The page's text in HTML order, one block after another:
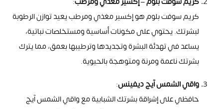
كريم سوفت بلوم هو إكسير مغذي ومرطب يعيد توازن الرطوبة
لبشرتك. يحتوي على مكونات أساسية ومستخلصات نباتية،
يساعد في تهدئة البشرة وتجديدها وترطيبها بعمق، مما يترك
بشرتك ناعمة ومرنة ومتوهجة بالحيوية.
واقي الشمس آيج ديفينس:
حافظي على إشراقة بشرتك الشبابية مع واقي الشمس آيج